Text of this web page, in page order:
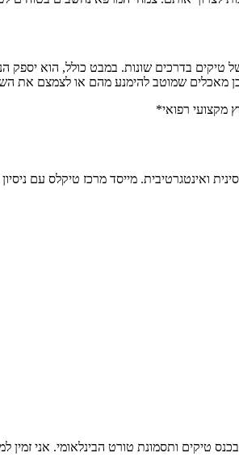
בדרכים שונות. במבט כולל, הוא יספק
מאכלים שמוטב להימנע מהם או לצמצם את
מקצועי רפואי*